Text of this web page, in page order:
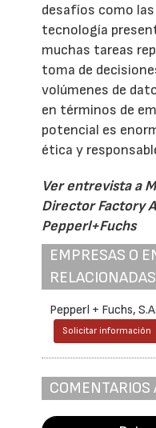
desafíos como
tecnología
muchas tareas
toma de
volúmenes de
en términos de
potencial es
ética y
Ver entrevista a
Director Factory
Pepperl+Fuchs
EMPRESAS O
RELACIONADAS
Pepperl + Fuchs, S.A.
Solicitar información